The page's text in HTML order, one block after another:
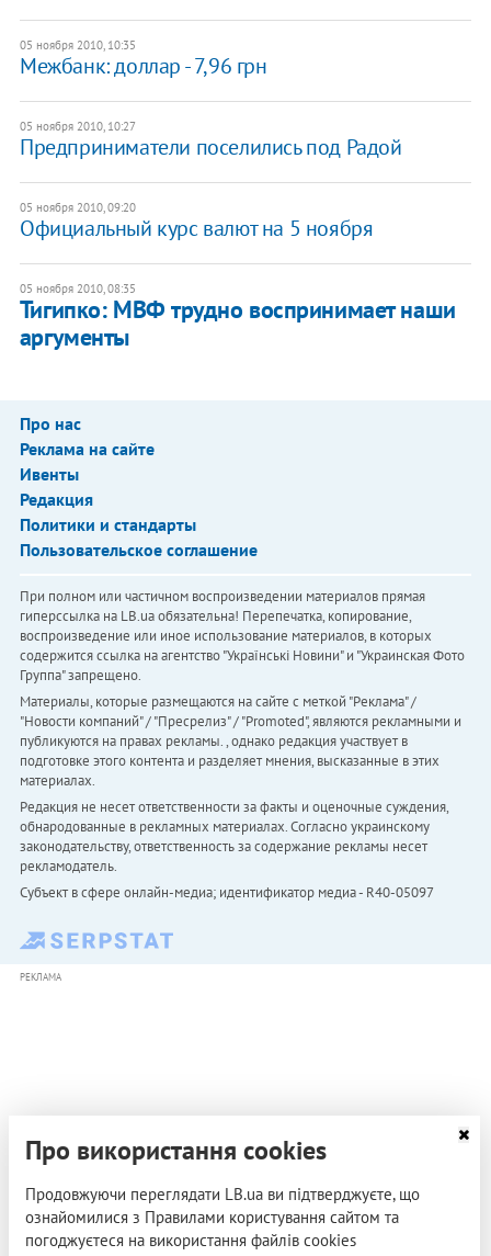
05 ноября 2010, 10:35
Межбанк: доллар - 7,96 грн
05 ноября 2010, 10:27
Предприниматели поселились под Радой
05 ноября 2010, 09:20
Официальный курс валют на 5 ноября
05 ноября 2010, 08:35
Тигипко: МВФ трудно воспринимает наши
аргументы
Про нас
Реклама на сайте
Ивенты
Редакция
Политики и стандарты
Пользовательское соглашение
При полном или частичном воспроизведении материалов прямая
гиперссылка на LB.ua обязательна! Перепечатка, копирование,
воспроизведение или иное использование материалов, в которых
содержится ссылка на агентство "Українськi Новини" и "Украинская Фото
Группа" запрещено.
Материалы, которые размещаются на сайте с меткой "Реклама" /
"Новости компаний" / "Пресрелиз" / "Promoted", являются рекламными и
публикуются на правах рекламы. , однако редакция участвует в
подготовке этого контента и разделяет мнения, высказанные в этих
материалах.
Редакция не несет ответственности за факты и оценочные суждения,
обнародованные в рекламных материалах. Согласно украинскому
законодательству, ответственность за содержание рекламы несет
рекламодатель.
Субъект в сфере онлайн-медиа; идентификатор медиа - R40-05097
РЕКЛАМА
Про використання cookies
Продовжуючи переглядати LB.ua ви підтверджуєте, що
ознайомилися з Правилами користування сайтом та
погоджуєтеся на використання файлів cookies